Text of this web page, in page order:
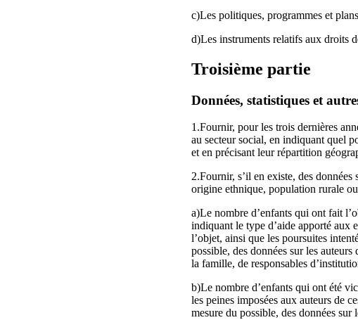
c)Les politiques, programmes et
d)Les instruments relatifs aux droits
Troisième partie
Données, statistiques et
1.Fournir, pour les trois dernières
au secteur social, en indiquant quel
et en précisant leur répartition
2.Fournir, s’il en existe, des
origine ethnique, population rurale
a)Le nombre d’enfants qui ont fait
indiquant le type d’aide apporté aux
l’objet, ainsi que les poursuites
possible, des données sur les auteurs
la famille, de responsables
b)Le nombre d’enfants qui ont été
les peines imposées aux auteurs de
mesure du possible, des données sur